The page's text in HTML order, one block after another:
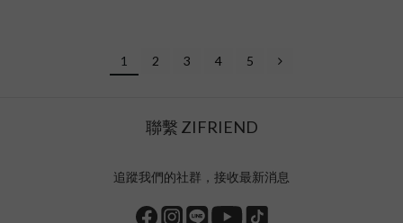
1 2 3 4 5
聯繫 ZIFRIEND
追蹤我們的社群，接收最新消息